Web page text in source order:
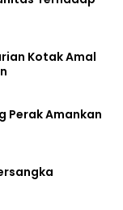
Kotak Amal
Perak Amankan